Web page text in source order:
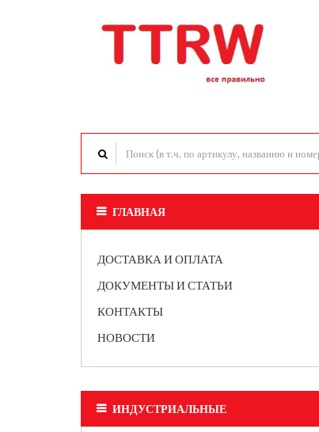
ГЛАВНАЯ
ДОСТАВКА И ОПЛАТА
ДОКУМЕНТЫ И СТАТЬИ
КОНТАКТЫ
НОВОСТИ
ИНДУСТРИАЛЬНЫЕ